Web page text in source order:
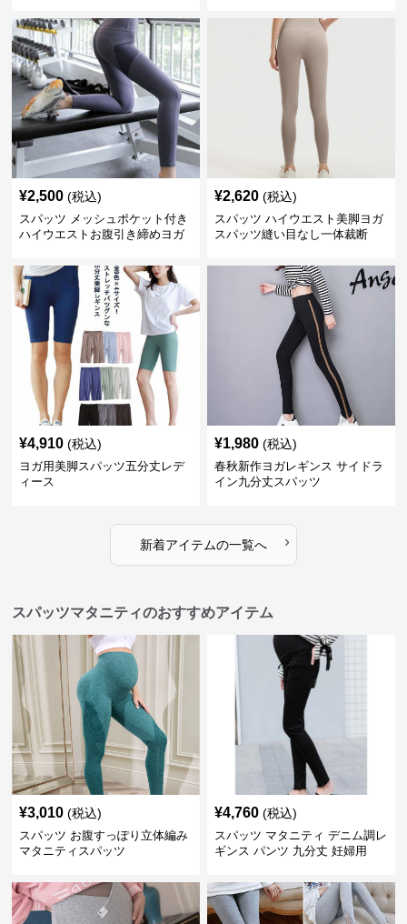
¥2,500 (税込)
スパッツ メッシュポケット付き
ハイウエストお腹引き締めヨガ
¥2,620 (税込)
スパッツ ハイウエスト美脚ヨガ
スパッツ縫い目なし一体裁断
¥4,910 (税込)
ヨガ用美脚スパッツ五分丈レデ
ィース
¥1,980 (税込)
春秋新作ヨガレギンス サイドラ
イン九分丈スパッツ
新着アイテムの一覧へ ›
スパッツマタニティのおすすめアイテム
¥3,010 (税込)
スパッツ お腹すっぽり立体編み
マタニティスパッツ
¥4,760 (税込)
スパッツ マタニティ デニム調レ
ギンス パンツ 九分丈 妊婦用